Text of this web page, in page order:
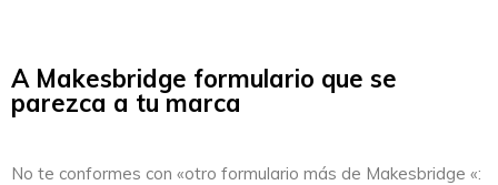
A Makesbridge formulario que se
parezca a tu marca
No te conformes con «otro formulario más de Makesbridge «: